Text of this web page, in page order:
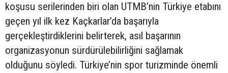
koşusu serilerinden biri olan UTMB’nin Türkiye etabını
geçen yıl ilk kez Kaçkarlar’da başarıyla
gerçekleştirdiklerini belirterek, asıl başarının
organizasyonun sürdürülebilirliğini sağlamak
olduğunu söyledi. Türkiye’nin spor turizminde önemli